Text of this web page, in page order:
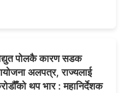
पोलकै कारण सडक
अलपत्र, राज्यलाई
थप भार : महानिर्देशक